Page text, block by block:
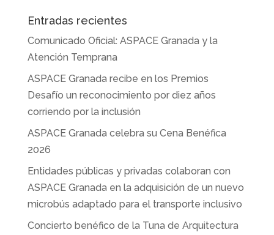
Entradas recientes
Comunicado Oficial: ASPACE Granada y la
Atención Temprana
ASPACE Granada recibe en los Premios
Desafío un reconocimiento por diez años
corriendo por la inclusión
ASPACE Granada celebra su Cena Benéfica
2026
Entidades públicas y privadas colaboran con
ASPACE Granada en la adquisición de un nuevo
microbús adaptado para el transporte inclusivo
Concierto benéfico de la Tuna de Arquitectura